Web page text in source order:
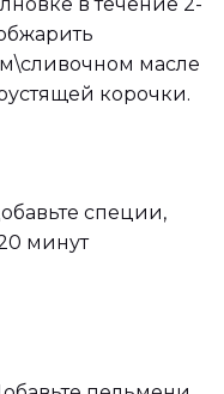
масле
корочки.
специи,
минут